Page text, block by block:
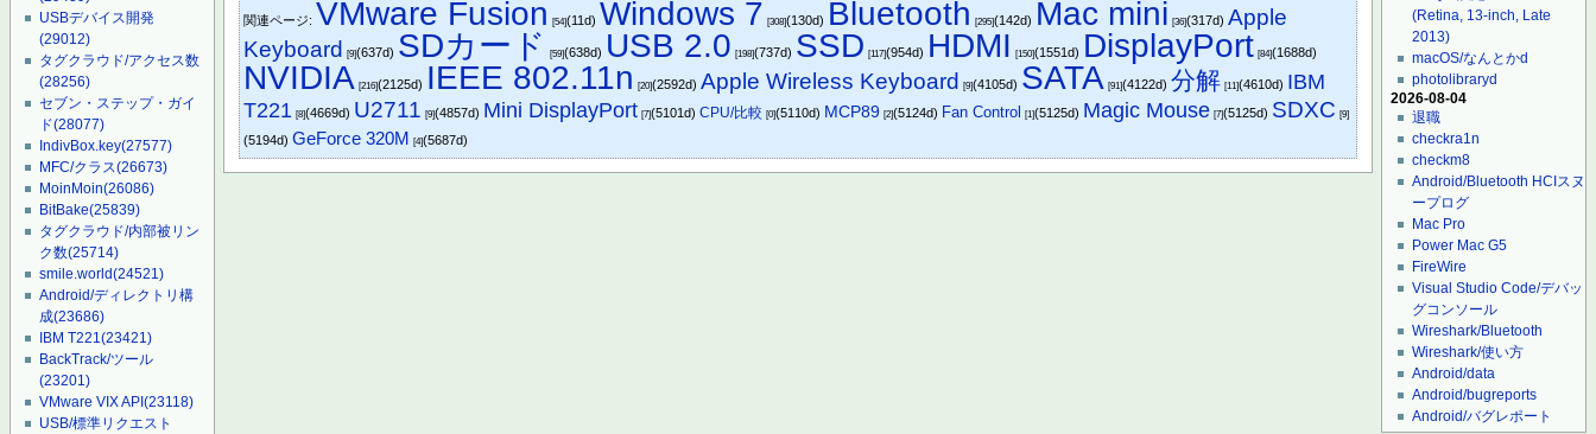
USBデバイス開発
(29012)
タグクラウド/アクセス数
(28256)
セブン・ステップ・ガイ
ド(28077)
IndivBox.key(27577)
MFC/クラス(26673)
MoinMoin(26086)
BitBake(25839)
タグクラウド/内部被リン
ク数(25714)
smile.world(24521)
Android/ディレクトリ構
成(23686)
IBM T221(23421)
BackTrack/ツール
(23201)
VMware VIX API(23118)
USB/標準リクエスト
関連ページ: VMware Fusion [54](11d) Windows 7 [308](130d) Bluetooth [295](142d) Mac mini [36](317d)Apple
Keyboard
[9](637d) SDカード [59](638d) USB 2.0 [198](737d) SSD [117](954d) HDMI [150](1551d) DisplayPort [84](1688d)
NVIDIA [216](2125d) IEEE 802.11n [20](2592d)Apple Wireless Keyboard [9](4105d) SATA [91](4122d)分解 [11](4610d) IBM
T221 [8](4669d) U2711 [9](4857d) Mini DisplayPort [7](5101d)CPU/比較 [0](5110d) MCP89 [2](5124d) Fan Control [1](5125d) Magic Mouse [7](5125d) SDXC [9]
(5194d)GeForce 320M [4](5687d)
(Retina, 13-inch, Late
2013)
macOS/なんとかd
photolibraryd
2026-08-04
退職
checkra1n
checkm8
Android/Bluetooth HCIスヌ
ープログ
Mac Pro
Power Mac G5
FireWire
Visual Studio Code/デバッ
グコンソール
Wireshark/Bluetooth
Wireshark/使い方
Android/data
Android/bugreports
Android/バグレポート